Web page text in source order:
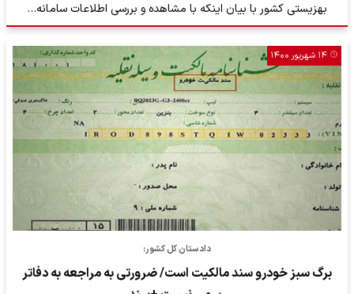
بهزیستی کشور با بیان اینکه با مشاهده و بررسی اطلاعات سامانه…
۱۴ شهریور ۱۴۰۰
دادستان کل کشور:
برگ سبز خودرو سند مالکیت است/ ضرورتی به مراجعه به دفاتر